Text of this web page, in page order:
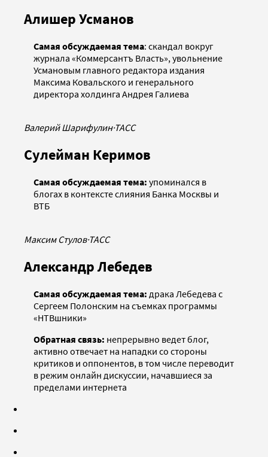
Алишер Усманов
Самая обсуждаемая тема: скандал вокруг
журнала «Коммерсантъ Власть», увольнение
Усмановым главного редактора издания
Максима Ковальского и генерального
директора холдинга Андрея Галиева
Валерий Шарифулин·ТАСС
Сулейман Керимов
Самая обсуждаемая тема: упоминался в
блогах в контексте слияния Банка Москвы и
ВТБ
Максим Стулов·ТАСС
Александр Лебедев
Самая обсуждаемая тема: драка Лебедева с
Сергеем Полонским на съемках программы
«НТВшники»
Обратная связь: непрерывно ведет блог,
активно отвечает на нападки со стороны
критиков и оппонентов, в том числе переводит
в режим онлайн дискуссии, начавшиеся за
пределами интернета